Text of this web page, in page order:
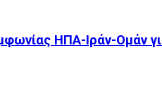
ΗΠΑ-Ιράν-Ομάν